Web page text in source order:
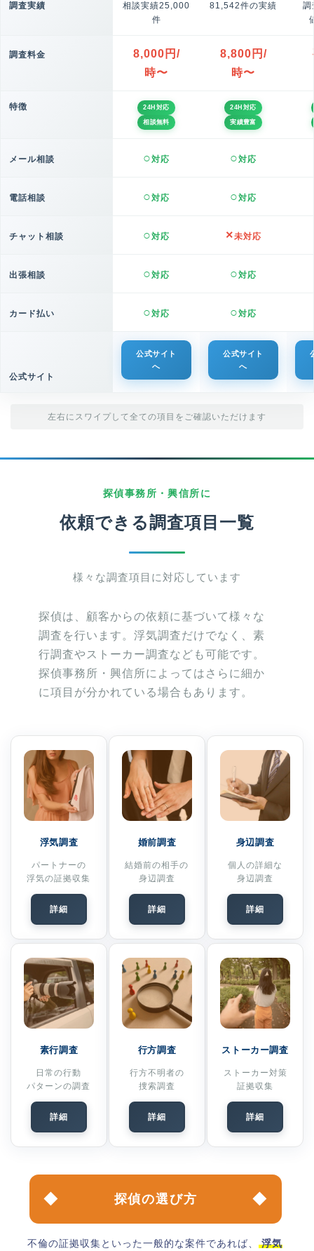
調査実績
相談実績25,000
件
81,542件の実績
調
調査料金
8,000円/
時〜
8,800円/
時〜
特徴 24H対応
相談無料
24H対応
実績豊富
メール相談 対応 対応
電話相談 対応 対応
チャット相談 対応 未対応
出張相談 対応 対応
カード払い 対応 対応
公式サイト
公式サイト
へ
公式サイト
へ
左右にスワイプして全ての項目をご確認いただけます
探偵事務所・興信所に
依頼できる調査項目一覧
様々な調査項目に対応しています
探偵は、顧客からの依頼に基づいて様々な
調査を行います。浮気調査だけでなく、素
行調査やストーカー調査なども可能です。
探偵事務所・興信所によってはさらに細か
に項目が分かれている場合もあります。
浮気調査
パートナーの
浮気の証拠収集
詳細
婚前調査
結婚前の相手の
身辺調査
詳細
身辺調査
個人の詳細な
身辺調査
詳細
素行調査
日常の行動
パターンの調査
詳細
行方調査
行方不明者の
捜索調査
詳細
ストーカー調査
ストーカー対策
証拠収集
詳細
探偵の選び方
不倫の証拠収集といった一般的な案件であれば、 浮気